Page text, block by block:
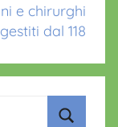
e chirurghi
dal 118